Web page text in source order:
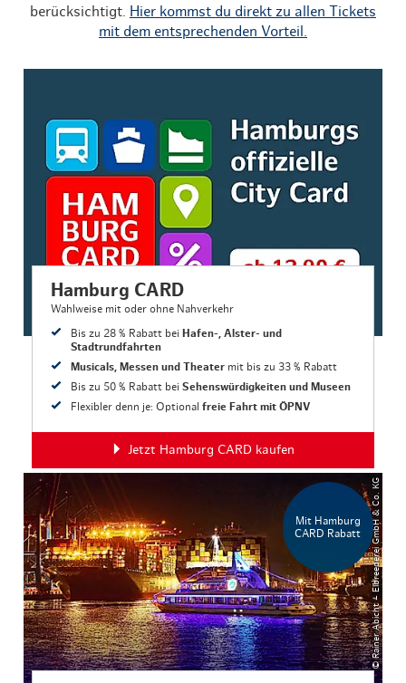
berücksichtigt.
Hier kommst du direkt zu allen Tickets
mit dem entsprechenden Vorteil.
Hamburg CARD
Wahlweise mit oder ohne Nahverkehr
Bis zu 28 % Rabatt bei Hafen-, Alster- und
Stadtrundfahrten
Musicals, Messen und Theater mit bis zu 33 % Rabatt
Bis zu 50 % Rabatt beiSehenswürdigkeiten und Museen
Flexibler denn je: Optionalfreie Fahrt mit ÖPNV
Jetzt Hamburg CARD kaufen
Mit Hamburg
CARD Rabatt
© Rainer Abicht – Elbreederei GmbH & Co. KG